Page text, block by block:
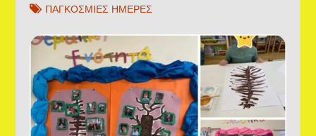
ΠΑΓΚΟΣΜΙΕΣ ΗΜΕΡΕΣ